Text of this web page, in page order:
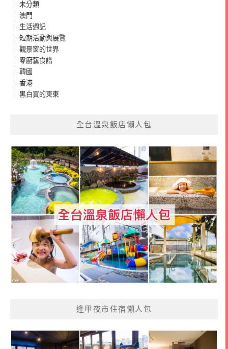
未分類
澳門
生活週記
短期活動與展覽
觀景窗的世界
零廚藝食譜
韓國
香港
黑白買的東東
全台溫泉飯店懶人包
逢甲夜市住宿懶人包